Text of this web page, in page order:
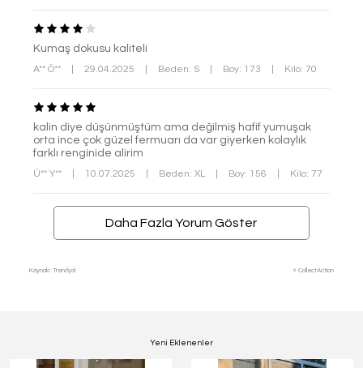
Kumaş dokusu kaliteli
A** Ö** 29.04.2025 Beden: S Boy: 173 Kilo: 70
kalin diye düşünmüştüm ama değilmiş hafif yumuşak
orta ince çok güzel fermuarı da var giyerken kolaylık
farklı renginide alirim
Ü** Y** 10.07.2025 Beden: XL Boy: 156 Kilo: 77
Daha Fazla Yorum Göster
Kaynak: Trendyol ⚡ CollectAction
Yeni Eklenenler